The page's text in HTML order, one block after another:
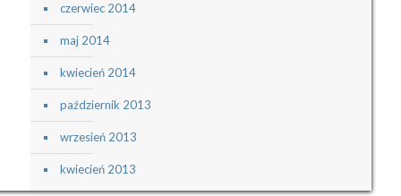
czerwiec 2014
maj 2014
kwiecień 2014
październik 2013
wrzesień 2013
kwiecień 2013